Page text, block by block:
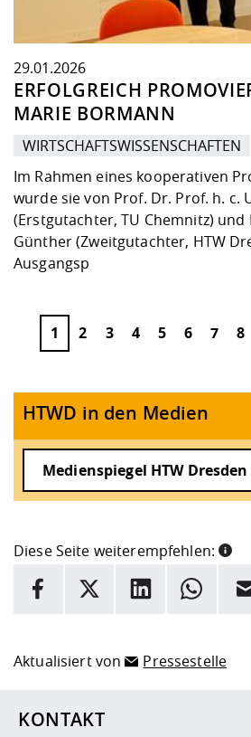
ERFOLGREICH
MARIE BORMANN
29.01.2026
WIRTSCHAFTSWISSENSCHAFTEN
Im Rahmen eines kooperativen
wurde sie von Prof. Dr. Prof. h. c.
(Erstgutachter, TU Chemnitz) und
Günther (Zweitgutachter, HTW
Ausgangsp
1 2 3 4 5 6 7 8
HTWD in den Medien
Medienspiegel HTW
Diese Seite weiterempfehlen:
INFORMATION
Facebook
X LinkedInWhatsapp
E-
Aktualisiert von Pressestelle
KONTAKT